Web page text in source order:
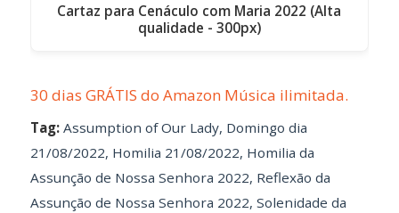
Cartaz para Cenáculo com Maria 2022 (Alta
qualidade - 300px)
30 dias GRÁTIS do Amazon Música ilimitada.
Tag: Assumption of Our Lady, Domingo dia
21/08/2022, Homilia 21/08/2022, Homilia da
Assunção de Nossa Senhora 2022, Reflexão da
Assunção de Nossa Senhora 2022, Solenidade da